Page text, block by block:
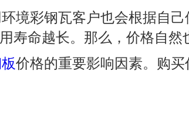
境彩钢瓦客户也会根据自
寿命越长。那么，价格自然
价格的重要影响因素。购